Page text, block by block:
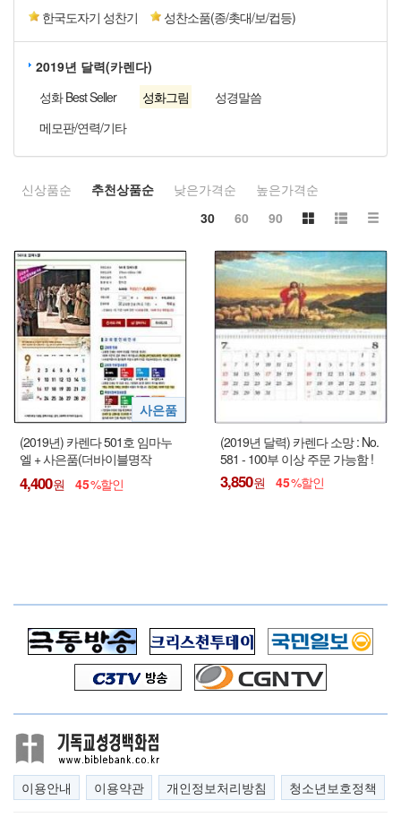
한국도자기 성찬기
성찬소품(종/촛대/보/컵등)
2019년 달력(카렌다)
성화 Best Seller
성화그림
성경말씀
메모판/연력/기타
신상품순 추천상품순 낮은가격순
높은가격순
30
60 90
(2019년) 카렌다 501호 임마누
엘 + 사은품(더바이블명작
1DVD : 정가25,000원) - 100부
이상 주문 가능함 !
4,400 45
(2019년 달력) 카렌다 소망 : No.
581 - 100부 이상 주문 가능함 !
3,850 45
이용안내 이용약관 개인정보처리방침 청소년보호정책